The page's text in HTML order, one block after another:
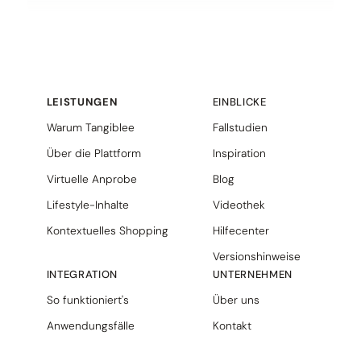
LEISTUNGEN
Warum Tangiblee
Über die Plattform
Virtuelle Anprobe
Lifestyle-Inhalte
Kontextuelles Shopping
INTEGRATION
So funktioniert's
Anwendungsfälle
EINBLICKE
Fallstudien
Inspiration
Blog
Videothek
Hilfecenter
Versionshinweise
UNTERNEHMEN
Über uns
Kontakt